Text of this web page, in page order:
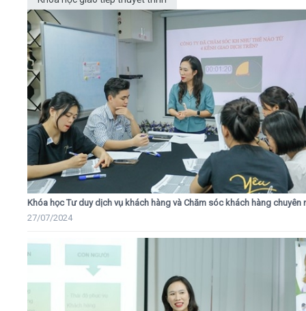
Khóa học Tư duy dịch vụ khách hàng và Chăm sóc khách hàng chuyên
27/07/2024